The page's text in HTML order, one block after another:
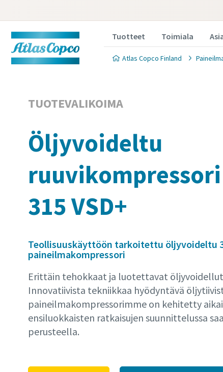
Tuotteet Toimiala
Atlas Copco Finland
TUOTEVALIKOIMA
Öljyvoideltu
ruuvikompressori
315 VSD+
Teollisuuskäyttöön tarkoitettu öljyvoideltu
paineilmakompressori
Erittäin tehokkaat ja luotettavat
Innovatiivista tekniikkaa hyödyntävä
paineilmakompressorimme on kehitetty
ensiluokkaisten ratkaisujen suunnittelussa
perusteella.